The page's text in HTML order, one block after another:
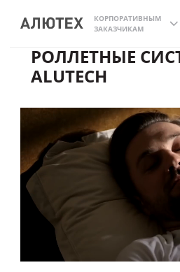
КОРПОРАТИВНЫМ
ЗАКАЗЧИКАМ
РОЛЛЕТНЫЕ
ALUTECH